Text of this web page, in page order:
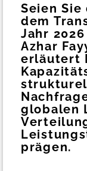
Seien Sie
dem
Jahr
Azhar
erläutert
globalen
prägen.